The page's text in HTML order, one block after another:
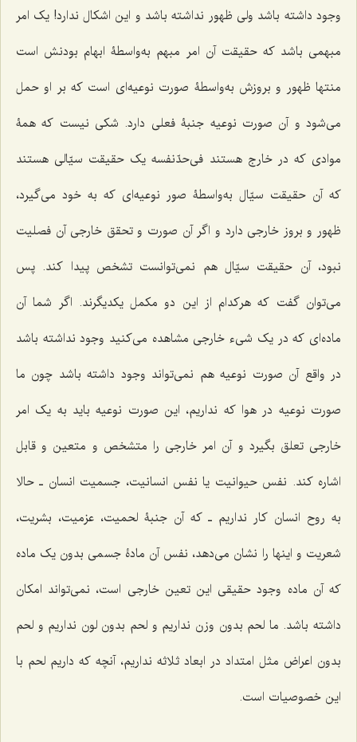
وجود داشته باشد ولى ظهور نداشته باشد و این اشکال ندارد! یک امر
مبهمی باشد که حقیقت آن امر مبهم به‌واسطۀ ابهام بودنش است
منتها ظهور و بروزش به‌واسطۀ صورت نوعیه‌اى است که بر او حمل
مى‌شود و آن صورت نوعیه جنبۀ فعلى دارد. شکى نیست که همۀ
موادى که در خارج هستند فی‌حدّنفسه یک حقیقت سیّالى هستند
که آن حقیقت سیّال به‌واسطۀ صور نوعیه‌اى که به خود مى‌گیرد،
ظهور و بروز خارجى دارد و اگر آن صورت و تحقق خارجى آن فصلیت
نبود، آن حقیقت سیّال هم نمى‌توانست تشخص پیدا کند. پس
می‌توان گفت که هرکدام از این دو مکمل یکدیگرند. اگر شما آن
ماده‌اى که در یک شی‌ء خارجى مشاهده مى‌کنید وجود نداشته باشد
در واقع آن صورت نوعیه هم نمى‌تواند وجود داشته باشد چون ما
صورت نوعیه در هوا که نداریم، این صورت نوعیه باید به یک امر
خارجى تعلق بگیرد و آن امر خارجى را متشخص و متعین و قابل
اشاره کند. نفس حیوانیت یا نفس انسانیت، جسمیت انسان ـ حالا
به روح انسان کار نداریم ـ که آن جنبۀ لحمیت، عزمیت، بشریت،
شعریت و اینها را نشان مى‌دهد، نفس آن مادۀ جسمی بدون یک ماده
که آن ماده وجود حقیقى این تعین خارجى است، نمى‌تواند امکان
داشته باشد. ما لحم بدون وزن نداریم و لحم بدون لون نداریم و لحم
بدون اعراض مثل امتداد در ابعاد ثلاثه نداریم، آنچه که داریم لحم با
این خصوصیات است.